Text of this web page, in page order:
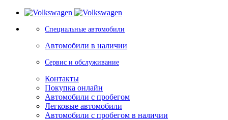
Специальные автомобили
Автомобили в наличии
Сервис и обслуживание
Контакты
Покупка онлайн
Автомобили с пробегом
Легковые автомобили
Автомобили с пробегом в наличии